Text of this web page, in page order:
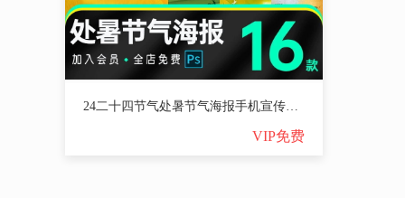
VIP免费